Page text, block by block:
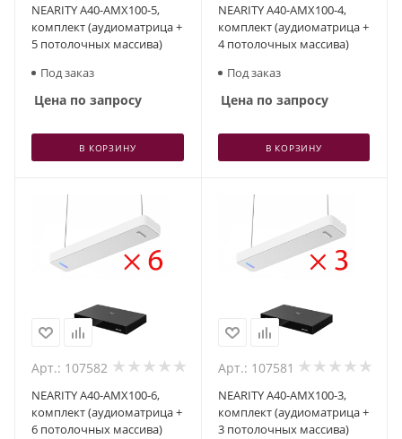
NEARITY A40-AMX100-5,
комплект (аудиоматрица +
5 потолочных массива)
Под заказ
Цена по запросу
В КОРЗИНУ
NEARITY A40-AMX100-4,
комплект (аудиоматрица +
4 потолочных массива)
Под заказ
Цена по запросу
В КОРЗИНУ
Арт.: 107582
NEARITY A40-AMX100-6,
комплект (аудиоматрица +
6 потолочных массива)
Арт.: 107581
NEARITY A40-AMX100-3,
комплект (аудиоматрица +
3 потолочных массива)